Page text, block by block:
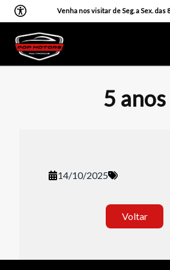
Venha nos visitar de Seg. a Sex. das
5 anos
14/10/2025
Voltar